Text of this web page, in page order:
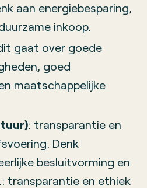
aan energiebesparing,
inkoop.
gaat over goede
goed
maatschappelijke
: transparantie en
Denk
besluitvorming en
transparantie en ethiek